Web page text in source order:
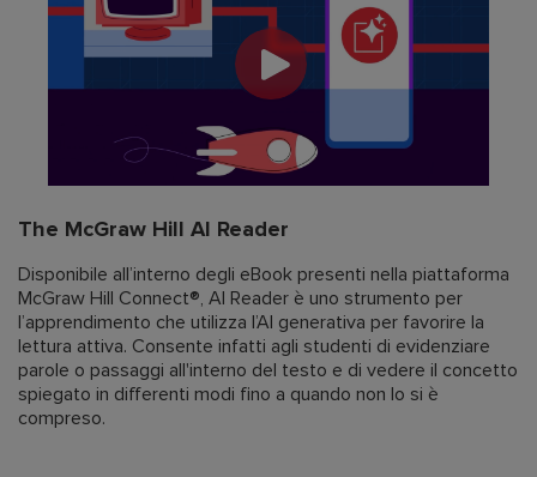
The McGraw Hill AI Reader
Disponibile all’interno degli eBook presenti nella piattaforma
McGraw Hill Connect®, AI Reader è uno strumento per
l’apprendimento che utilizza l’AI generativa per favorire la
lettura attiva. Consente infatti agli studenti di evidenziare
parole o passaggi all'interno del testo e di vedere il concetto
spiegato in differenti modi fino a quando non lo si è
compreso.